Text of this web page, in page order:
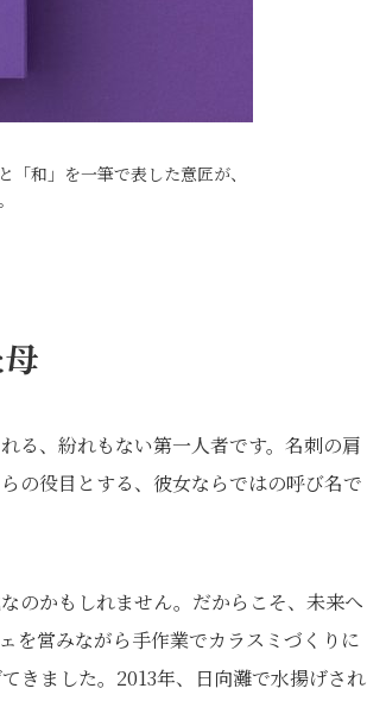
和」を一筆で表した意匠が、
る、紛れもない第一人者です。名刺の肩
の役目とする、彼女ならではの呼び名で
のかもしれません。だからこそ、未来へ
を営みながら手作業でカラスミづくりに
きました。2013年、日向灘で水揚げされ